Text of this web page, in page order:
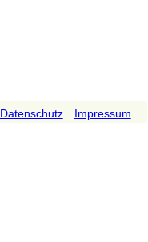
Datenschutz Impressum